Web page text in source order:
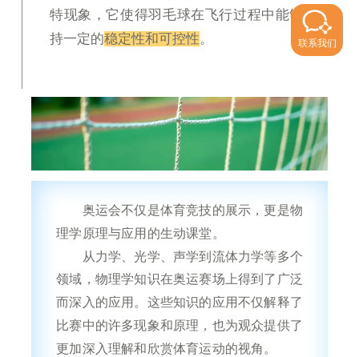
特现象，它使得羽毛球在飞行过程中能够保
持一定的稳定性和可控性。
奥运会不仅是体育竞技的展示，更是物
理学原理与应用的生动课堂。
从力学、光学、声学到流体力学等多个
领域，物理学知识在奥运赛场上得到了广泛
而深入的应用。这些知识的应用不仅解释了
比赛中的许多现象和原理，也为观众提供了
更加深入理解和欣赏体育运动的视角。
联系我们